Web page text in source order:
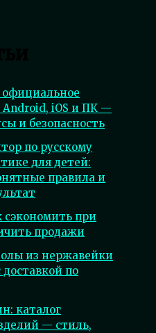
официальное
iOS и ПК —
и безопасность
по русскому
для детей:
правила и
при
продажи
из нержавейки
по
каталог
— стиль,